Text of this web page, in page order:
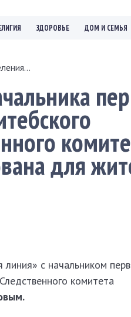
ЗДОРОВЬЕ ДОМ И СЕМЬЯ
для
с начальником
комитета